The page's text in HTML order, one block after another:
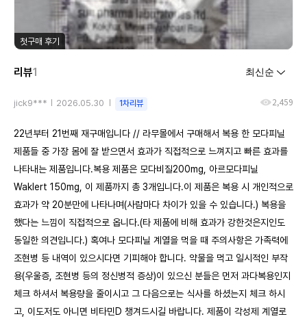
첫구매 후기
리뷰1
jick9*** 2026.05.30 1차리뷰 2,459
22년부터 21번째 재구매입니다 // 라무몰에서 구매해서 복용 한 모다피닐
제품들 중 가장 몸에 잘 받으면서 효과가 직접적으로 느껴지고 빠른 효과를
나타내는 제품입니다.복용 제품은 모다비질200mg, 아르모다피닐
Waklert 150mg, 이 제품까지 총 3개입니다.이 제품은 복용 시 개인적으로
효과가 약 20분만에 나타나며(사람마다 차이가 있을 수 있습니다.) 복용을
했다는 느낌이 직접적으로 옵니다.(타 제품에 비해 효과가 강한것은지인도
동일한 의견입니다.) 혹여나 모다피닐 계열을 먹을 때 주의사항은 가족력에
조현병 등 내역이 있으시다면 기피해야 합니다. 약물을 먹고 일시적인 부작
용(우울증, 조현병 등의 정신병적 증상)이 있으신 분들은 먼저 과다복용인지
체크 하셔서 복용량을 줄이시고 그 다음으로는 식사를 하셨는지 체크 하시
고, 이도저도 아니면 비타민D 챙겨드시길 바랍니다. 제품이 각성제 계열로